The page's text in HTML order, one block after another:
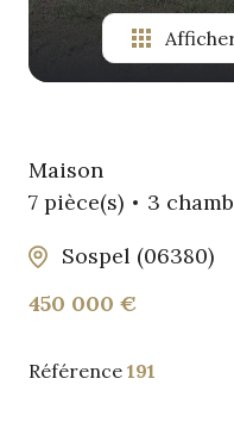
Maison
7 pièce(s)
3
Sospel (06380)
450 000 €
Référence 191